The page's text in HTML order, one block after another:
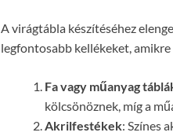
A virágtábla készítéséhez
legfontosabb kellékeket, amikre
Fa vagy műanyag
kölcsönöznek, míg a
Akrilfestékek: Színes